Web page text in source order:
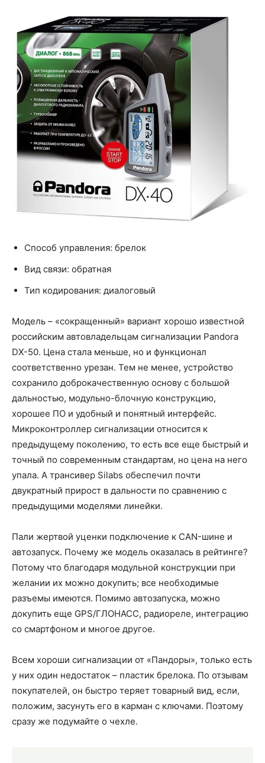
Способ управления: брелок
Вид связи: обратная
Тип кодирования: диалоговый
Модель – «сокращенный» вариант хорошо известной
российским автовладельцам сигнализации Pandora
DX-50. Цена стала меньше, но и функционал
соответственно урезан. Тем не менее, устройство
сохранило доброкачественную основу с большой
дальностью, модульно-блочную конструкцию,
хорошее ПО и удобный и понятный интерфейс.
Микроконтроллер сигнализации относится к
предыдущему поколению, то есть все еще быстрый и
точный по современным стандартам, но цена на него
упала. А трансивер Silabs обеспечил почти
двукратный прирост в дальности по сравнению с
предыдущими моделями линейки.
Пали жертвой уценки подключение к CAN-шине и
автозапуск. Почему же модель оказалась в рейтинге?
Потому что благодаря модульной конструкции при
желании их можно докупить; все необходимые
разъемы имеются. Помимо автозапуска, можно
докупить еще GPS/ГЛОНАСС, радиореле, интеграцию
со смартфоном и многое другое.
Всем хороши сигнализации от «Пандоры», только есть
у них один недостаток – пластик брелока. По отзывам
покупателей, он быстро теряет товарный вид, если,
положим, засунуть его в карман с ключами. Поэтому
сразу же подумайте о чехле.